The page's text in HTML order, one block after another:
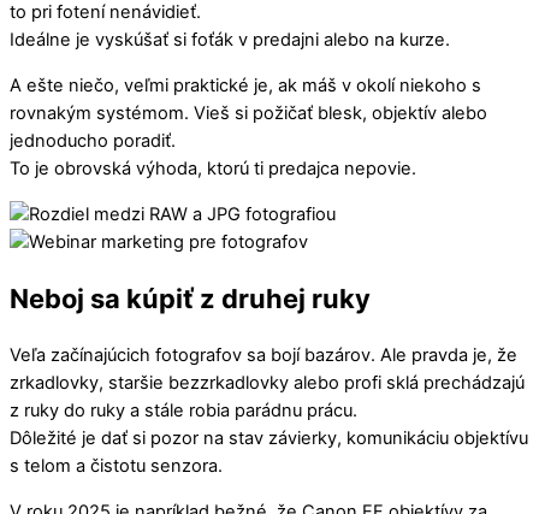
to pri fotení nenávidieť.
Ideálne je vyskúšať si foťák v predajni alebo na kurze.
A ešte niečo, veľmi praktické je, ak máš v okolí niekoho s
rovnakým systémom. Vieš si požičať blesk, objektív alebo
jednoducho poradiť.
To je obrovská výhoda, ktorú ti predajca nepovie.
Neboj sa kúpiť z druhej ruky
Veľa začínajúcich fotografov sa bojí bazárov. Ale pravda je, že
zrkadlovky, staršie bezzrkadlovky alebo profi sklá prechádzajú
z ruky do ruky a stále robia parádnu prácu.
Dôležité je dať si pozor na stav závierky, komunikáciu objektívu
s telom a čistotu senzora.